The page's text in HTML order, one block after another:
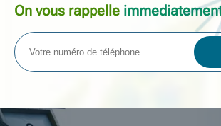
On vous rappelle